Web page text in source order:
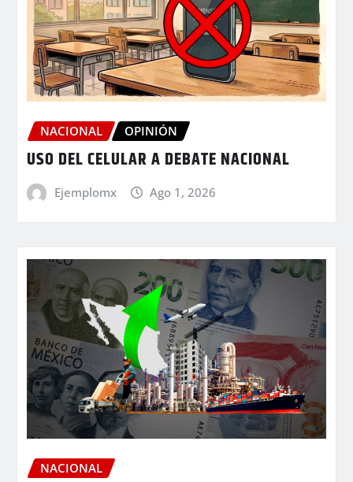
NACIONAL OPINIÓN
USO DEL CELULAR A DEBATE NACIONAL
Ejemplomx Ago 1, 2026
NACIONAL